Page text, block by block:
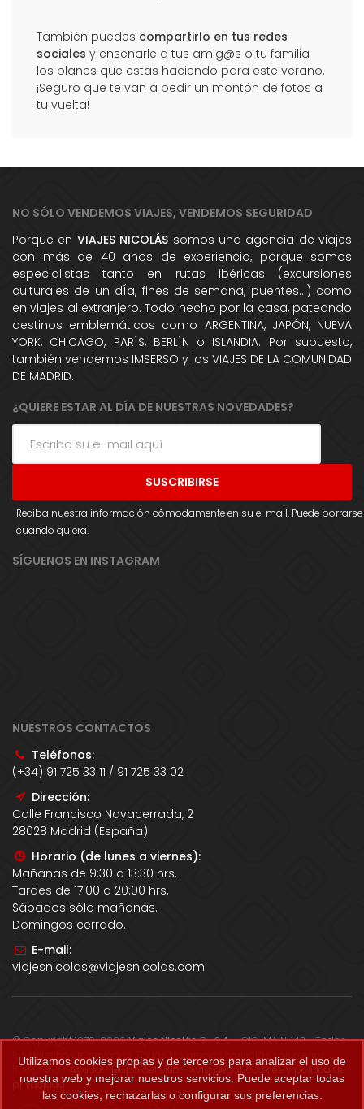
También puedes compartirlo en tus redes
sociales y enseñarle a tus amig@s o tu familia
los planes que estás haciendo para este verano.
¡Seguro que te van a pedir un montón de fotos a
tu vuelta!
NO SÓLO VENDEMOS VIAJES, VENDEMOS SEGURIDAD
Porque en VIAJES NICOLÁS somos una agencia de viajes
con más de 40 años de experiencia, porque somos
especialistas tanto en rutas ibéricas (excursiones
culturales de un dÍa, fines de semana, puentes...) como
en viajes al extranjero. Todo hecho por la casa, pateando
destinos emblemáticos como ARGENTINA, JAPÓN, NUEVA
YORK, CHICAGO, PARÍS, BERLÍN o ISLANDIA. Por supuesto,
también vendemos IMSERSO y los VIAJES DE LA COMUNIDAD
DE MADRID.
¿QUIERE ESTAR AL DÍA DE NUESTRAS NOVEDADES?
Reciba nuestra información cómodamente en su e-mail. Puede borrarse
cuando quiera.
SÍGUENOS EN INSTAGRAM
NUESTROS CONTACTOS
Teléfonos:
(+34) 91 725 33 11 / 91 725 33 02
Dirección:
Calle Francisco Navacerrada, 2
28028 Madrid (España)
Horario (de lunes a viernes):
Mañanas de 9:30 a 13:30 hrs.
Tardes de 17:00 a 20:00 hrs.
Sábados sólo mañanas.
Domingos cerrado.
E-mail:
viajesnicolas@viajesnicolas.com
© Copyright 1979-2026Viajes Nicolás G., S.A.- CIC-MA N. 143 - Todos
los derechos reservados. Todos los precios correctos salvo error
tipográfico. Ayuda-Mapa del sitio -Aviso legal, cookies y política de
privacidad.
Utilizamos cookies propias y de terceros para analizar el uso de
nuestra web y mejorar nuestros servicios. Puede aceptar todas
las cookies, rechazarlas o configurar sus preferencias.